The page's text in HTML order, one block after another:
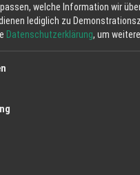
Freitag
welche Information wir
lediglich zu
Datenschutzerklärung, um